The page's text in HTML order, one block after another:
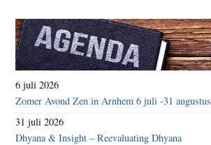
6 juli 2026
Zomer Avond Zen in Arnhem 6 juli -31 augustus
31 juli 2026
Dhyana & Insight – Reevaluating Dhyana